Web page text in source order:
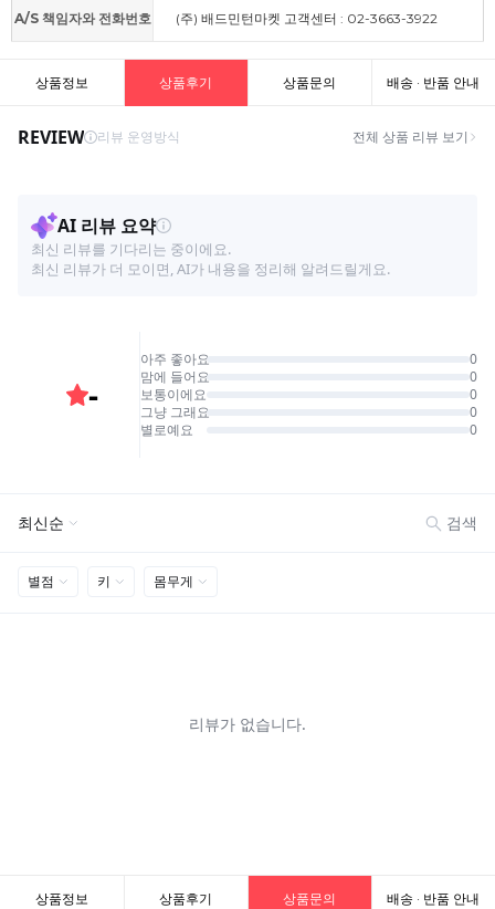
A/S 책임자와 전화번호 (주) 배드민턴마켓 고객센터 : 02-3663-3922
상품정보 상품후기 상품문의 배송 · 반품 안내
상품정보 상품후기 상품문의 배송 · 반품 안내